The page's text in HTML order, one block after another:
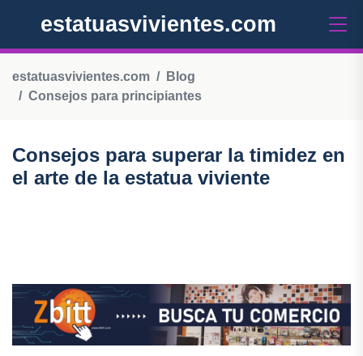
estatuasvivientes.com
estatuasvivientes.com
Blog
Consejos para principiantes
Consejos para superar la timidez en
el arte de la estatua viviente